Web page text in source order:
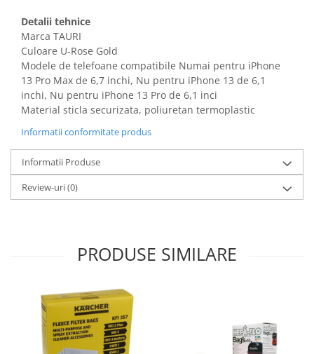
personala
Aparate cosmetice
Articole Sanatate si Wellness
Consumabile sanitare
Cosmetice si produse ingrijire
personala
Igiena dentara
Camera copilului
Hrana bebelusi
Igiena si ingrijire
Acvaristica
Castroane si adapatori animale
Igiena animale de companie
Mobila si transport animale de
Detalii tehnice
Marca TAURI
Culoare U-Rose Gold
Modele de telefoane compatibile Numai pentru iPhone
13 Pro Max de 6,7 inchi, Nu pentru iPhone 13 de 6,1
inchi, Nu pentru iPhone 13 Pro de 6,1 inci
Material sticla securizata, poliuretan termoplastic
Informatii conformitate produs
Informatii Produse
Review-uri(0)
PRODUSE SIMILARE